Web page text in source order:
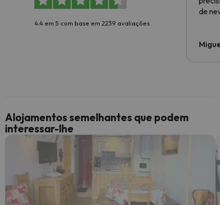
4.4 em 5 com base em 2239 avaliações
de
Alojamentos semelhantes que podem
interessar-lhe